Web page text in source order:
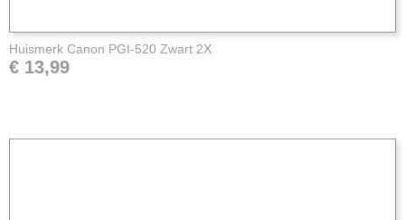
Huismerk Canon PGI-520 Zwart 2X
€ 13,99